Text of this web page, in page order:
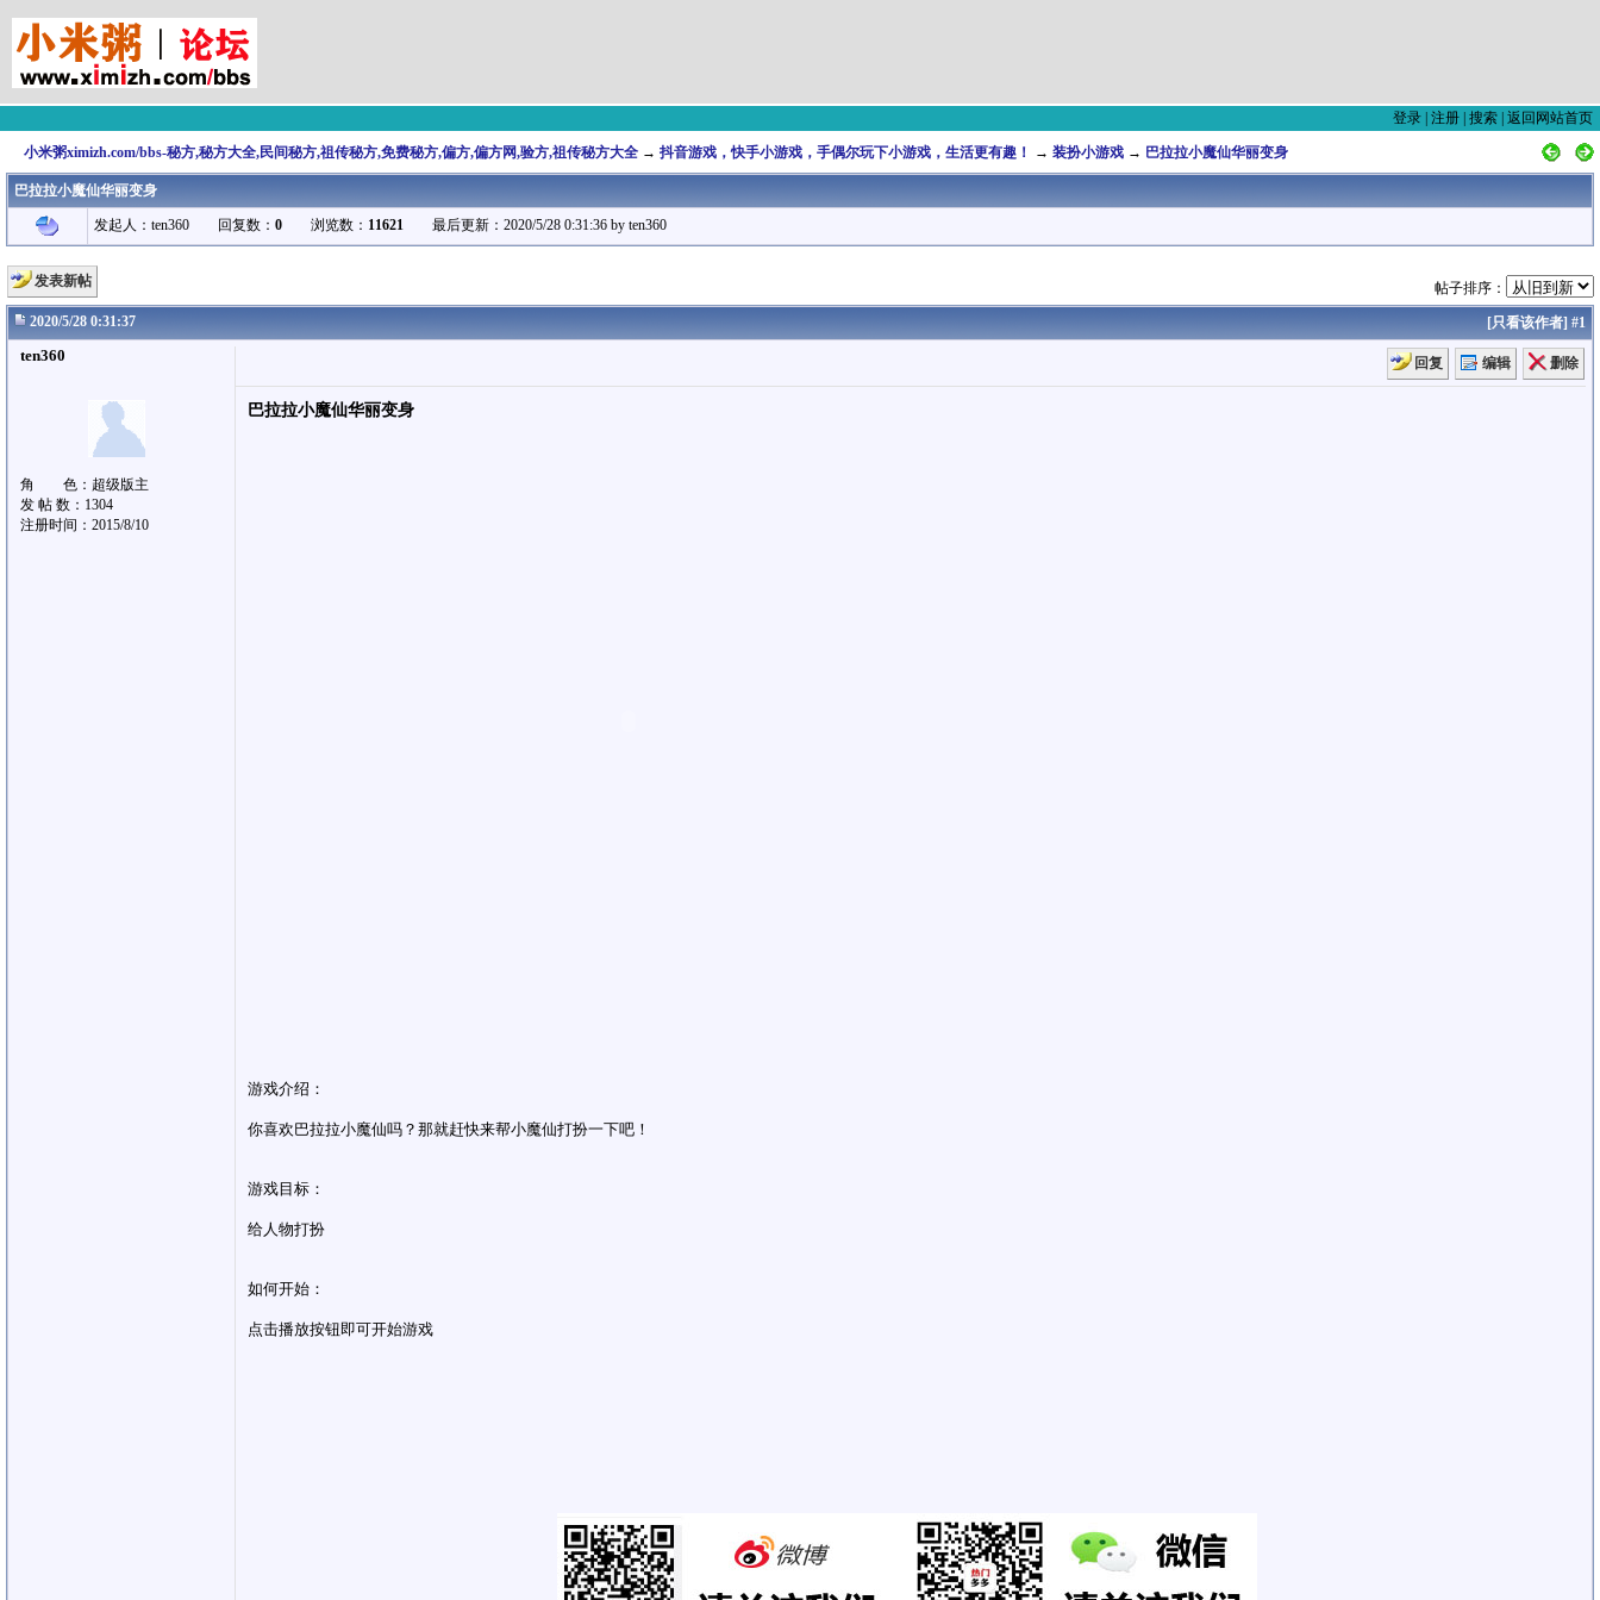
登录 注册 搜索 返回网站首页
小米粥ximizh.com/bbs-秘方,秘方大全,民间秘方,祖传秘方,免费秘方,偏方,偏方网,验方,祖传秘方大全 → 抖音游戏，快手小游戏，手偶尔玩下小游戏，生活更有趣！ → 装扮小游戏 → 巴拉拉小魔仙华丽变身
巴拉拉小魔仙华丽变身
发起人：ten360 回复数： 0 浏览数： 11621 最后更新：2020/5/28 0:31:36 by ten360
发表新帖
帖子排序：
2020/5/28 0:31:37
[只看该作者] #1
ten360
角 色：超级版主
发 帖 数：1304
注册时间：2015/8/10
回复 编辑 删除
巴拉拉小魔仙华丽变身
游戏介绍：
你喜欢巴拉拉小魔仙吗？那就赶快来帮小魔仙打扮一下吧！
游戏目标：
给人物打扮
如何开始：
点击播放按钮即可开始游戏